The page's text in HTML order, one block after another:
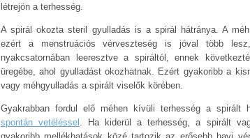
létrejön a terhesség.
A spirál okozta steril gyulladás is a spirál hátránya. A
ezért a menstruációs vérveszteség is jóval több
nyakcsatornában leeresztve a spiráltól, ennek
üregébe, ahol gyulladást okozhatnak. Ezért gyakoribb a
vagy méhgyulladás a spirált viselők körében.
Gyakrabban fordul elő méhen kívüli terhesség a spirált
spontán vetéléssel
. Ha kiderül a terhesség, a spirált